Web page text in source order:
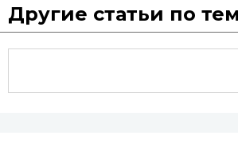
Другие статьи по